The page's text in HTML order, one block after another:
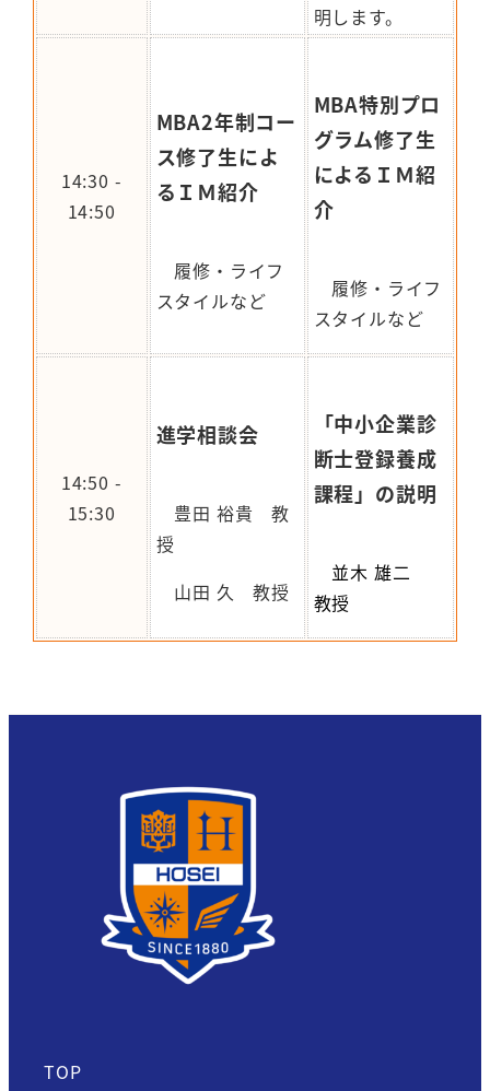
明します。
14:30 -
14:50
MBA2年制コー
ス修了生によ
るＩＭ紹介
履修・ライフ
スタイルなど
MBA特別プロ
グラム修了生
によるＩＭ紹
介
履修・ライフ
スタイルなど
14:50 -
15:30
進学相談会
豊田 裕貴 教
授
山田 久 教授
「中小企業診
断士登録養成
課程」の説明
並木 雄二
教授
TOP